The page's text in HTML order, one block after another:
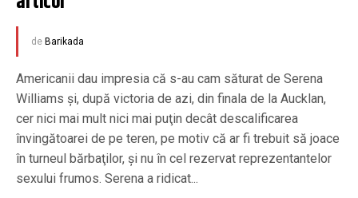
de Barikada
Americanii dau impresia că s-au cam săturat de Serena
Williams şi, după victoria de azi, din finala de la Aucklan,
cer nici mai mult nici mai puţin decât descalificarea
învingătoarei de pe teren, pe motiv că ar fi trebuit să joace
în turneul bărbaţilor, şi nu în cel rezervat reprezentantelor
sexului frumos. Serena a ridicat...